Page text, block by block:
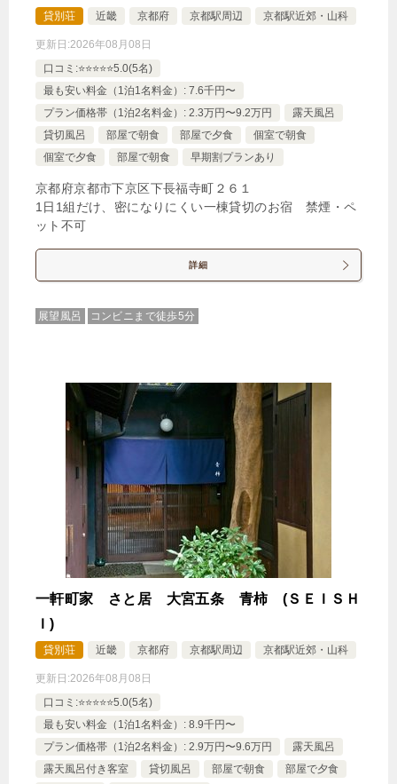
貸別荘 近畿 京都府 京都駅周辺 京都駅近郊・山科
更新日:2026年08月08日
口コミ:⭐️⭐️⭐️⭐️⭐️5.0(5名)
最も安い料金（1泊1名料金）: 7.6千円〜
プラン価格帯（1泊2名料金）: 2.3万円〜9.2万円
露天風呂
貸切風呂
部屋で朝食 部屋で夕食
個室で朝食
個室で夕食
部屋で朝食 早期割プランあり
京都府京都市下京区下長福寺町２６１
1日1組だけ、密になりにくい一棟貸切のお宿 禁煙・ペ
ット不可
詳細
展望風呂 コンビニまで徒歩5分
一軒町家 さと居 大宮五条 青柿 (ＳＥＩＳＨ
Ｉ)
貸別荘 近畿 京都府 京都駅周辺 京都駅近郊・山科
更新日:2026年08月08日
口コミ:⭐️⭐️⭐️⭐️⭐️5.0(5名)
最も安い料金（1泊1名料金）: 8.9千円〜
プラン価格帯（1泊2名料金）: 2.9万円〜9.6万円
露天風呂
露天風呂付き客室
貸切風呂 部屋で朝食
部屋で夕食